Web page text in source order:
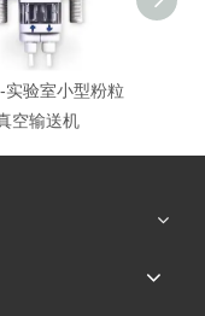
实验室小型粉粒
空输送机